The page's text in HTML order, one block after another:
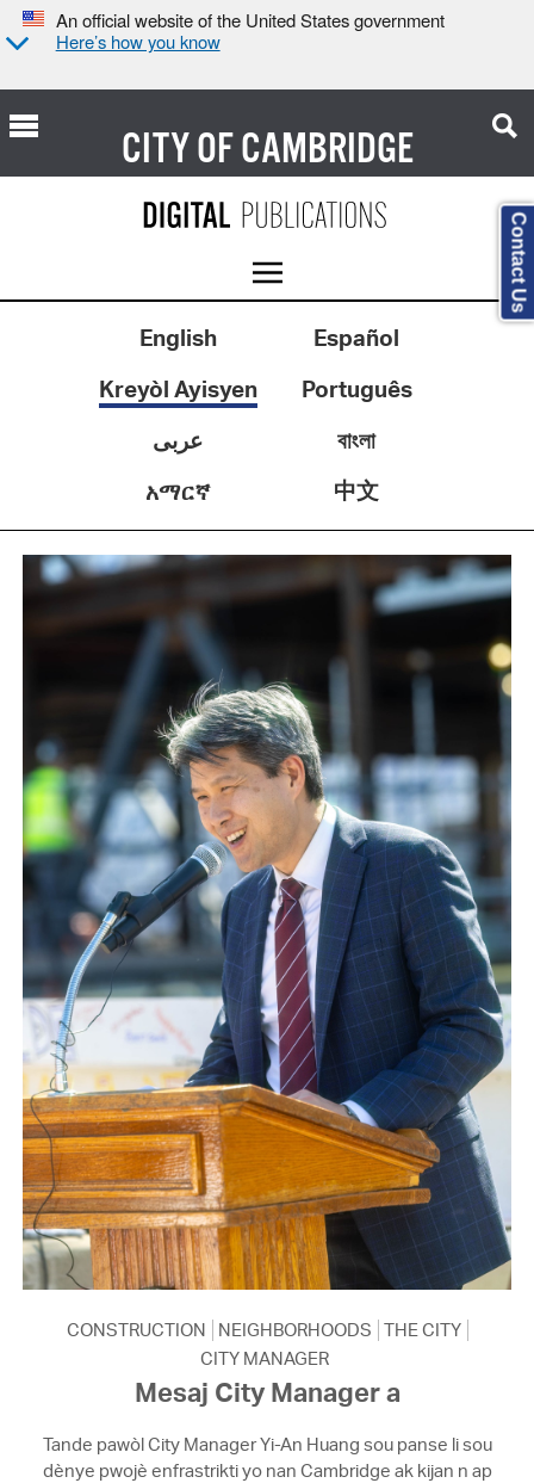
An official website of the United States government
Here’s how you know
CITY OFCAMBRIDGE
English
Español
Kreyòl Ayisyen
Português
عربى
বাংলা
አማርኛ
中文
CONSTRUCTION NEIGHBORHOODS THE CITY
CITY MANAGER
Mesaj City Manager a
Tande pawòl City Manager Yi-An Huang sou panse li sou
dènye pwojè enfrastrikti yo nan Cambridge ak kijan n ap
Contact Us